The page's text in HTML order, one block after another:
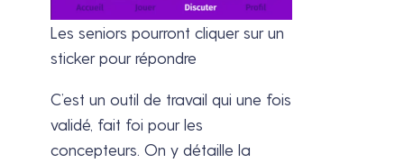
Les seniors pourront cliquer sur un
sticker pour répondre
C’est un outil de travail qui une fois
validé, fait foi pour les
concepteurs. On y détaille la